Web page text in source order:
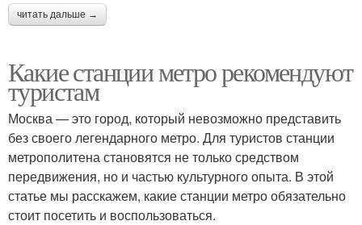
читать дальше →
Какие станции метро рекомендуют
туристам
Москва — это город, который невозможно представить
без своего легендарного метро. Для туристов станции
метрополитена становятся не только средством
передвижения, но и частью культурного опыта. В этой
статье мы расскажем, какие станции метро обязательно
стоит посетить и воспользоваться.